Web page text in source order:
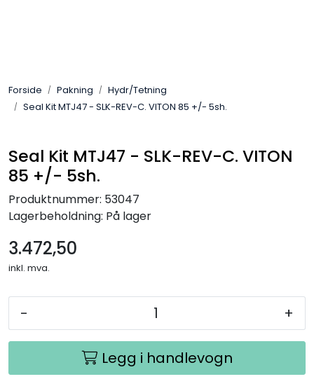
Forside Pakning
Hydr/Tetning
Seal Kit MTJ47 - SLK-REV-C. VITON 85 +/- 5sh.
Seal Kit MTJ47 - SLK-REV-C. VITON
85 +/- 5sh.
Produktnummer: 53047
Lagerbeholdning: På lager
3.472,50
inkl. mva.
- +
Legg i handlevogn
Pakning
Automasjon
Slitasjeteknikk
Verneutstyr